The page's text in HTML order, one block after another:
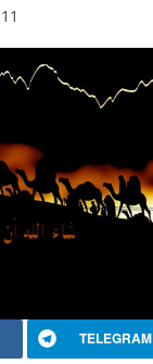
TELEGRAM